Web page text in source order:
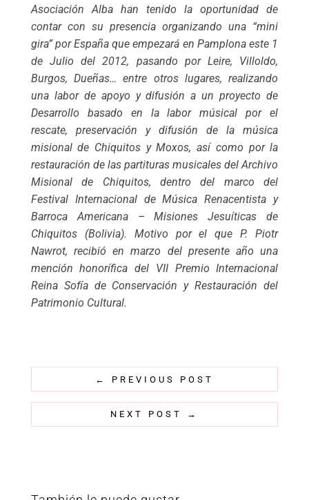
Asociación Alba han tenido la oportunidad de
contar con su presencia organizando una “mini
gira” por España que empezará en Pamplona este 1
de Julio del 2012, pasando por Leire, Villoldo,
Burgos, Dueñas… entre otros lugares, realizando
una labor de apoyo y difusión a un proyecto de
Desarrollo basado en la labor músical por el
rescate, preservación y difusión de la música
misional de Chiquitos y Moxos, así como por la
restauración de las partituras musicales del Archivo
Misional de Chiquitos, dentro del marco del
Festival Internacional de Música Renacentista y
Barroca Americana – Misiones Jesuíticas de
Chiquitos (Bolivia). Motivo por el que P. Piotr
Nawrot, recibió en marzo del presente año una
mención honorífica del VII Premio Internacional
Reina Sofía de Conservación y Restauración del
Patrimonio Cultural.
← PREVIOUS POST
NEXT POST →